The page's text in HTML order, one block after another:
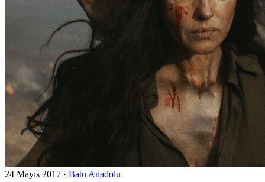
24 Mayıs 2017 · Batu Anadolu